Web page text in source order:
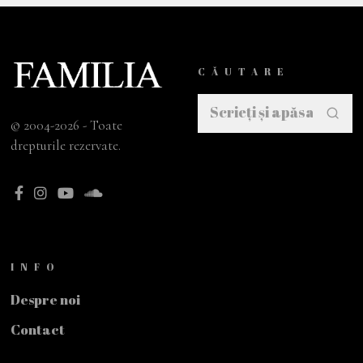
© 2004-2026 - Toate
drepturile rezervate.
CĂUTARE
INFO
Despre noi
Contact